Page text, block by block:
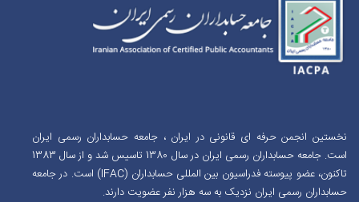
نخستین انجمن حرفه ای قانونی در ایران ، جامعه حسابداران رسمی ایران
است. جامعه حسابداران رسمی ایران در سال 1380 تاسیس شد و از سال 1383
تاکنون، عضو پیوسته فدراسیون بین المللی حسابداران (IFAC) است. در جامعه
حسابداران رسمی ایران نزدیک به سه هزار نفر عضویت دارند.